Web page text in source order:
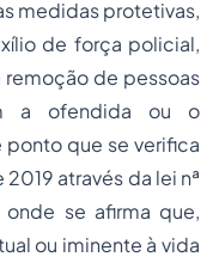
medidas protetivas,
de força policial,
remoção de pessoas
a ofendida ou o
ponto que se verifica
através da lei nª
se afirma que,
ou iminente à vida